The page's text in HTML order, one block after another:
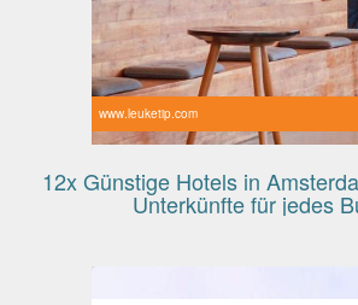
www.leuketip.com
12x Günstige Hotels in
Unterkünfte für jedes